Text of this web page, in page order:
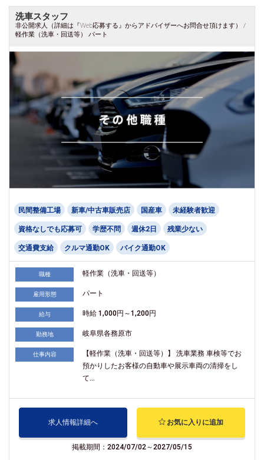
洗車スタッフ
非公開求人（詳細は『Web応募する』からアドバイザーへお問合せ頂けます） /
軽作業（洗車・回送等） パート
民間整備工場 新車/中古車販売店 国産車 未経験者歓迎
資格なしでも応募可 学歴不問 週休2日 残業少ない
交通費支給 クルマ通勤OK バイク通勤OK
職種 軽作業（洗車・回送等）
雇用形態 パート
給与 時給 1,000円～1,200円
勤務地 岐阜県各務原市
仕事内容
【軽作業（洗車・回送等）】 洗車業務 車検等でお
預かりしたお客様の自動車や展示車両の清掃をし
て...
求人情報詳細へ お気に入りに追加
掲載期間：2024/07/02～2027/05/15